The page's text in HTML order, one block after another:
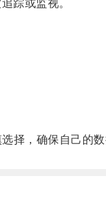
踪或监视。
，确保自己的数